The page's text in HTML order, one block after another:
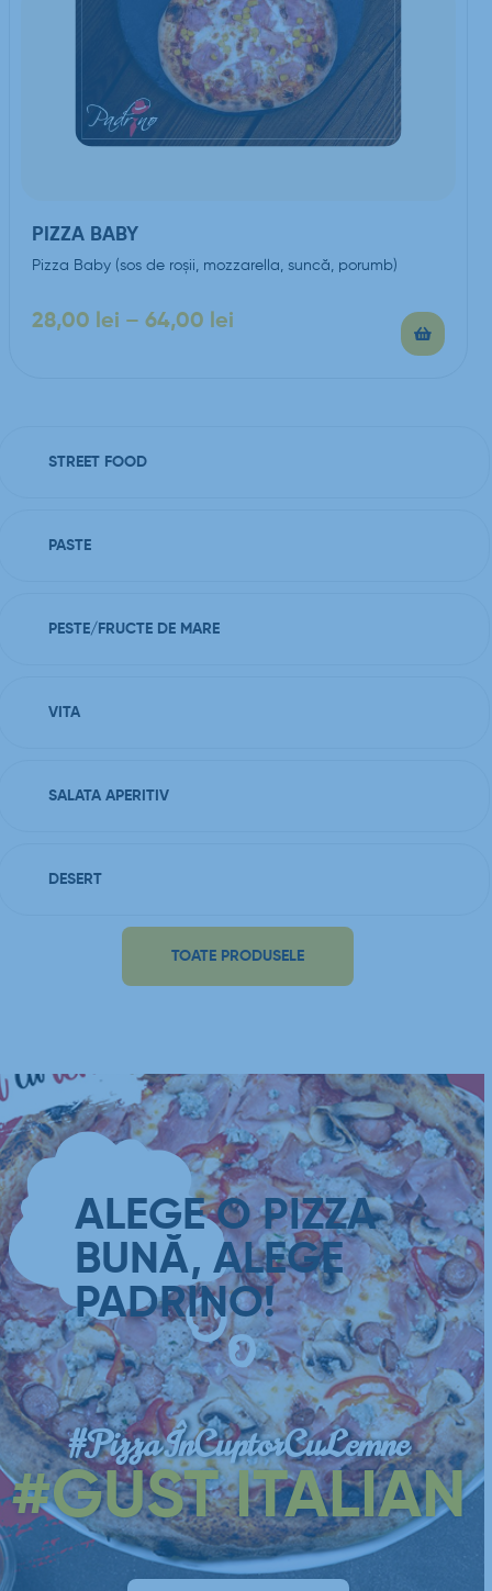
PIZZA BABY
Pizza Baby (sos de roşii, mozzarella, suncă, porumb)
28,00 lei – 64,00 lei
STREET FOOD
PASTE
PESTE/FRUCTE DE MARE
VITA
SALATA APERITIV
DESERT
TOATE PRODUSELE
ALEGE O PIZZA
BUNĂ, ALEGE
PADRINO!
#PizzaÎnCuptorCuLemne
#GUST ITALIAN